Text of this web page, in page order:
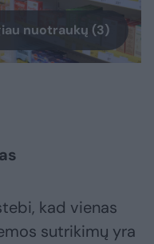
nuotraukų (3)
kad vienas
sutrikimų yra